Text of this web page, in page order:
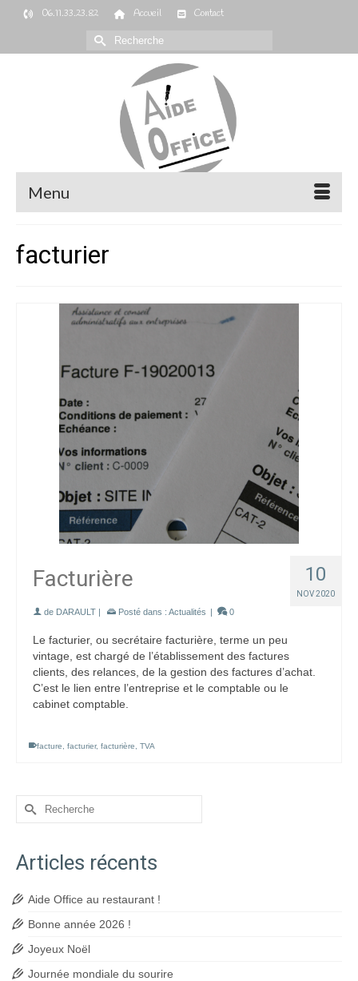
06.11.33.23.82 Accueil
Contact
Rechercher :
Menu
facturier
10
NOV 2020
Facturière
de DARAULT | Posté dans : Actualités | 0
Le facturier, ou secrétaire facturière, terme un peu
vintage, est chargé de l’établissement des factures
clients, des relances, de la gestion des factures d’achat.
C’est le lien entre l’entreprise et le comptable ou le
cabinet comptable.
facture facturier, facturière TVA
Rechercher :
Articles récents
Aide Office au restaurant !
Bonne année 2026 !
Joyeux Noël
Journée mondiale du sourire